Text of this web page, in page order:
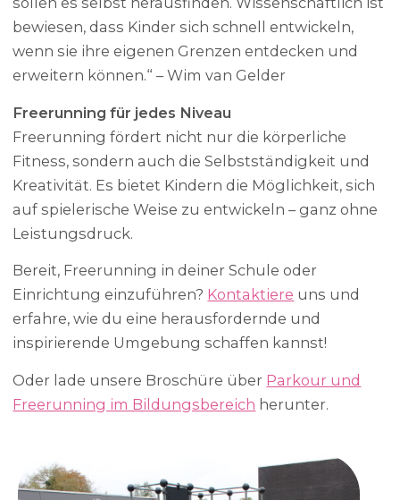
bewiesen, dass Kinder sich schnell entwickeln,
wenn sie ihre eigenen Grenzen entdecken und
erweitern können.“ – Wim van Gelder
Freerunning für jedes Niveau
Freerunning fördert nicht nur die körperliche
Fitness, sondern auch die Selbstständigkeit und
Kreativität. Es bietet Kindern die Möglichkeit, sich
auf spielerische Weise zu entwickeln – ganz ohne
Leistungsdruck.
Bereit, Freerunning in deiner Schule oder
Einrichtung einzuführen? Kontaktiere uns und
erfahre, wie du eine herausfordernde und
inspirierende Umgebung schaffen kannst!
Oder lade unsere Broschüre über Parkour und
Freerunning im Bildungsbereich herunter.